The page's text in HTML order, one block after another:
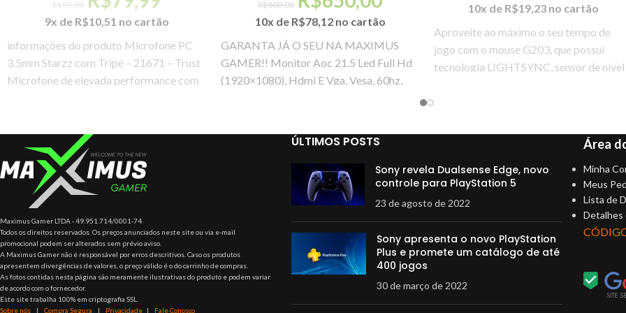
R$99,99
9x de R$10,51 no cartão
informações do produto Microfone PC
3.5mm Starzz com Tripé – 21671 – Trust
Microfone de elevada performance com
R$800,00
10x de R$78,12 no cartão
GARANTA JÁ O SEU NA MAXIMUS
GAMER!! Monitor Aoc 21.5 Led Full Hd
(1920×1080), Hdmi E Vga, Vesa, 60hz,
10x de R$19,23 no cartão
Aproveite ao máximo o seu tempo de
jogo com o mouse G203, que possui
tecnologia LIGHTSYNC, sensor de nível
Maximus Gamer LTDA - 49.951.714/0001-74
Todos os direitos reservados. Os preços anunciados neste site ou via e-mail
promocional podem ser alterados sem prévio aviso.
A Maximus Gamer não é responsável por erros descritivos. Caso os produtos
apresentem divergências de valores, o preço válido é o do carrinho de compras.
As fotos contidas nesta página são meramente ilustrativas do produto e podem variar
de acordo com o fornecedor.
Este site trabalha 100% em criptografia SSL.
Sobre nós | Compra Segura | Privacidade | Fale Conosco
ÚLTIMOS POSTS
Sony revela Dualsense Edge, novo
controle para PlayStation 5
23 de agosto de 2022
Sony apresenta o novo PlayStation
Plus e promete um catálogo de até
400 jogos
30 de março de 2022
Área
Minha
Meus
Lista de
Detalhes